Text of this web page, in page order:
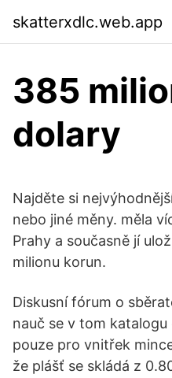
skatterxdlc.web.app
385
dolary
Najděte si
nebo jiné měny. měla
Prahy a současně jí
milionu korun.
Diskusní fórum o
nauč se v tom
pouze pro vnitřek
že plášť se skládá z